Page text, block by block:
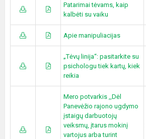
Patarimai tėvams, kaip
kalbėti su vaiku
Apie manipuliacijas
„Tėvų linija“: pasitarkite su
psichologu tiek kartų, kiek
reikia
Mero potvarkis ,,Dėl
Panevėžio rajono ugdymo
įstaigų darbuotojų
veiksmų, įtarus mokinį
vartojus arba turint